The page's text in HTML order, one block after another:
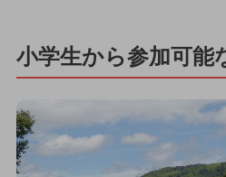
小学生から参加可能